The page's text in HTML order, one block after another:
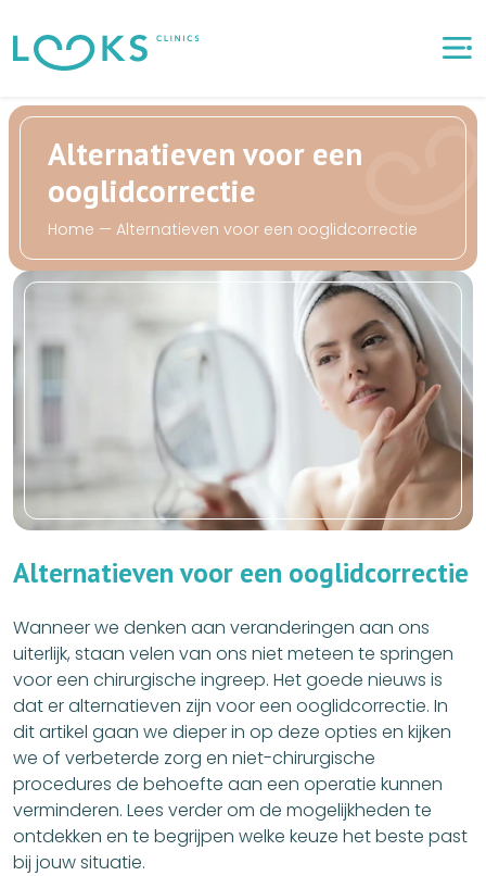
Alternatieven voor een
ooglidcorrectie
Home — Alternatieven voor een ooglidcorrectie
Alternatieven voor een ooglidcorrectie
Wanneer we denken aan veranderingen aan ons
uiterlijk, staan velen van ons niet meteen te springen
voor een chirurgische ingreep. Het goede nieuws is
dat er alternatieven zijn voor een ooglidcorrectie. In
dit artikel gaan we dieper in op deze opties en kijken
we of verbeterde zorg en niet-chirurgische
procedures de behoefte aan een operatie kunnen
verminderen. Lees verder om de mogelijkheden te
ontdekken en te begrijpen welke keuze het beste past
bij jouw situatie.